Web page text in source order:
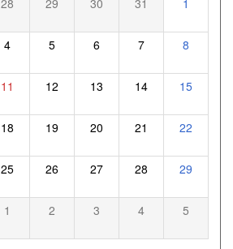
28 29 30 31 1
4 5 6 7 8
11 12 13 14 15
18 19 20 21 22
25 26 27 28 29
1 2 3 4 5